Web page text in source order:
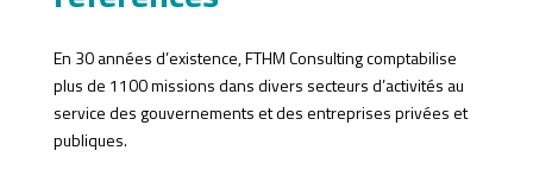
En 30 années d’existence, FTHM Consulting comptabilise
plus de 1100 missions dans divers secteurs d’activités au
service des gouvernements et des entreprises privées et
publiques.